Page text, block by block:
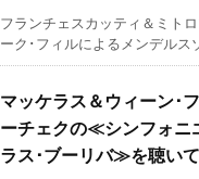
フランチェスカッティ＆ミト
ーク･フィルによるメンデルス
マッケラス＆ウィーン･
ーチェクの≪シンフォ
ラス･ブーリバ≫を聴いて